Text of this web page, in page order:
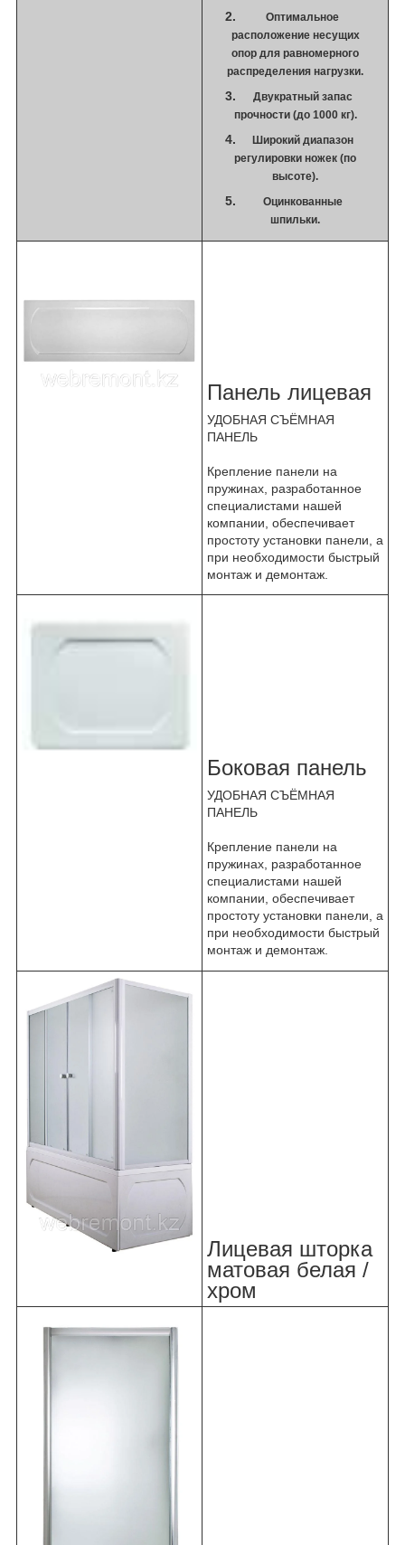
Оптимальное
расположение несущих
опор для равномерного
распределения нагрузки.
Двукратный запас
прочности (до 1000 кг).
Широкий диапазон
регулировки ножек (по
высоте).
Оцинкованные
шпильки.
Панель лицевая
УДОБНАЯ СЪЁМНАЯ
ПАНЕЛЬ
Крепление панели на
пружинах, разработанное
специалистами нашей
компании, обеспечивает
простоту установки панели, а
при необходимости быстрый
монтаж и демонтаж.
Боковая панель
УДОБНАЯ СЪЁМНАЯ
ПАНЕЛЬ
Крепление панели на
пружинах, разработанное
специалистами нашей
компании, обеспечивает
простоту установки панели, а
при необходимости быстрый
монтаж и демонтаж.
Лицевая шторка
матовая белая /
хром